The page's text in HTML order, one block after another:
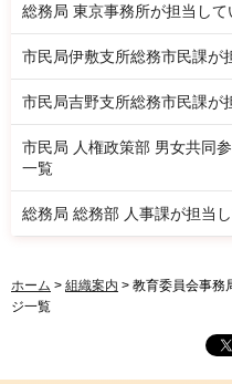
総務局 東京事務所が担当し
市民局伊敷支所総務市民課が
市民局吉野支所総務市民課が
市民局 人権政策部 男女共同
一覧
総務局 総務部 人事課が担当
ホーム > 組織案内 > 教育委員会事務
ジ一覧